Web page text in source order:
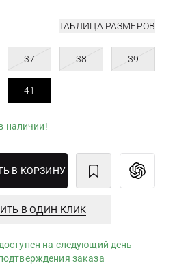
ТАБЛИЦА РАЗМЕРОВ
37 38 39
41
наличии!
В КОРЗИНУ
В ОДИН КЛИК
на следующий день
заказа